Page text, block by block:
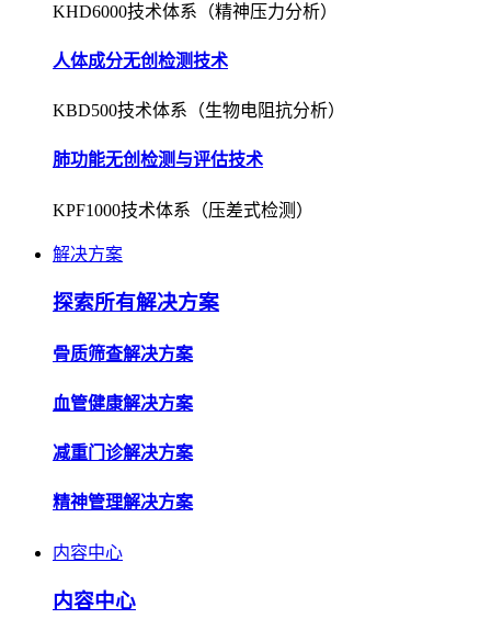
KHD6000技术体系（精神压力分析）
人体成分无创检测技术
KBD500技术体系（生物电阻抗分析）
肺功能无创检测与评估技术
KPF1000技术体系（压差式检测）
解决方案
探索所有解决方案
骨质筛查解决方案
血管健康解决方案
减重门诊解决方案
精神管理解决方案
内容中心
内容中心